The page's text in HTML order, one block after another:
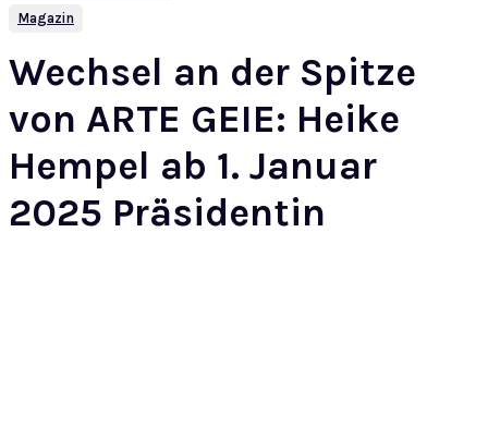
Magazin
Wechsel an der Spitze
von ARTE GEIE: Heike
Hempel ab 1. Januar
2025 Präsidentin